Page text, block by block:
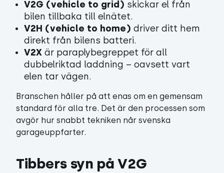
V2G (vehicle to grid) skickar el från
bilen tillbaka till elnätet.
V2H (vehicle to home) driver ditt hem
direkt från bilens batteri.
V2X är paraplybegreppet för all
dubbelriktad laddning – oavsett vart
elen tar vägen.
Branschen håller på att enas om en gemensam
standard för alla tre. Det är den processen som
avgör hur snabbt tekniken når svenska
garageuppfarter.
Tibbers syn på V2G